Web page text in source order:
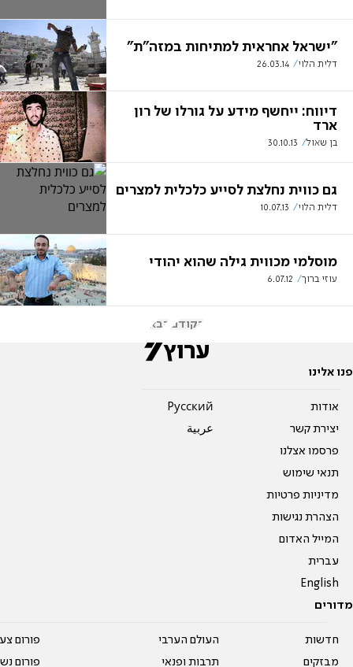
"ישראל אחראית למתיחות במזה"ת"
דלית הלוי 26.03.14
דיווח: ייחשף מידע על גורלו של רון
ארד
בן שאול 30.10.13
גם כווית נחלצת לסייע כלכלית למצרים
דלית הלוי 10.07.13
מוסלמי מכווית גילה שהוא יהודי
עוזי ברוך 6.07.12
הקודם הבא
פנו אלינו
אודות
יצירת קשר
פרסמו אצלנו
תנאי שימוש
מדיניות פרטיות
הצהרת נגישות
המייל האדום
עברית
English
Pусский
عربية
מדורים
חדשות
מבזקים
העולם הערבי
תרבות ופנאי
פורום
פורום